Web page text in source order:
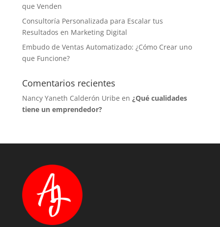
que Venden
Consultoría Personalizada para Escalar tus
Resultados en Marketing Digital
Embudo de Ventas Automatizado: ¿Cómo Crear uno
que Funcione?
Comentarios recientes
Nancy Yaneth Calderón Uribe en ¿Qué cualidades
tiene un emprendedor?